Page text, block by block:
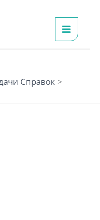
Справок